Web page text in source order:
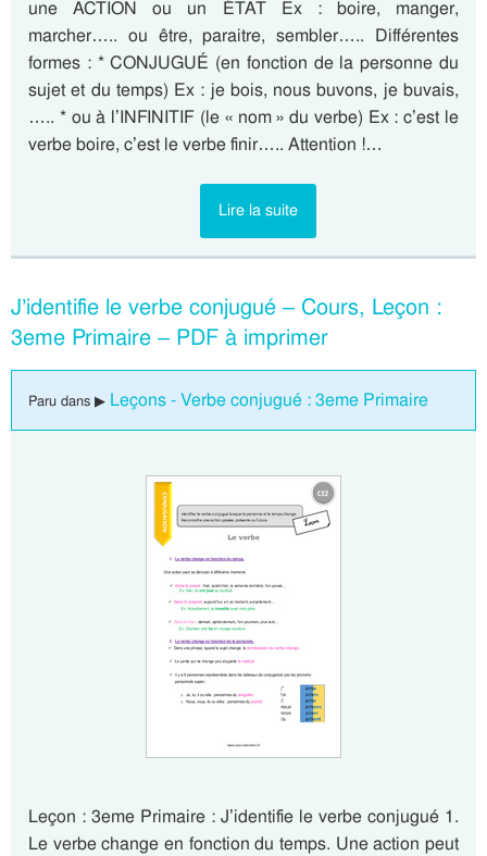
une ACTION ou un ÉTAT Ex : boire, manger,
marcher….. ou être, paraitre, sembler….. Différentes
formes : * CONJUGUÉ (en fonction de la personne du
sujet et du temps) Ex : je bois, nous buvons, je buvais,
….. * ou à l’INFINITIF (le « nom » du verbe) Ex : c’est le
verbe boire, c’est le verbe finir….. Attention !…
Lire la suite
J’identifie le verbe conjugué – Cours, Leçon :
3eme Primaire – PDF à imprimer
Paru dans ▶ Leçons - Verbe conjugué : 3eme Primaire
Leçon : 3eme Primaire : J’identifie le verbe conjugué 1.
Le verbe change en fonction du temps. Une action peut